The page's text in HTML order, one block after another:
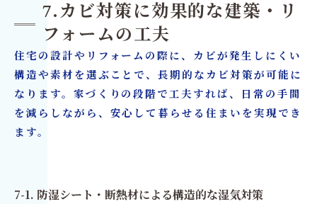
7.カビ対策に効果的な建築・リ
フォームの工夫
住宅の設計やリフォームの際に、カビが発生しにくい
構造や素材を選ぶことで、長期的なカビ対策が可能に
なります。家づくりの段階で工夫すれば、日常の手間
を減らしながら、安心して暮らせる住まいを実現でき
ます。
7-1. 防湿シート・断熱材による構造的な湿気対策